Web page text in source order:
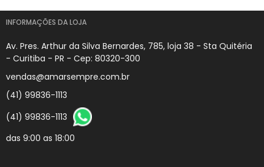
INFORMAÇÕES DA LOJA
Av. Pres. Arthur da Silva Bernardes, 785, loja 38 - Sta Quitéria
- Curitiba - PR - Cep: 80320-300
vendas@amarsempre.com.br
(41) 99836-1113
(41) 99836-1113
das 9:00 as 18:00